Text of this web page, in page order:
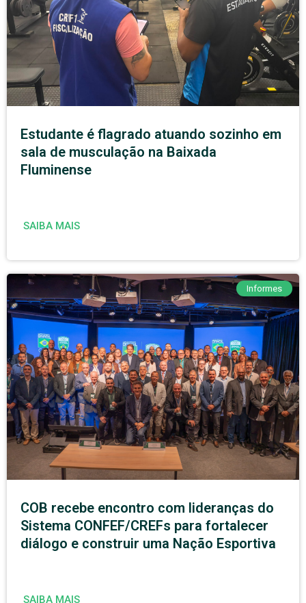
Estudante é flagrado atuando sozinho em
sala de musculação na Baixada
Fluminense
SAIBA MAIS
Informes
COB recebe encontro com lideranças do
Sistema CONFEF/CREFs para fortalecer
diálogo e construir uma Nação Esportiva
SAIBA MAIS